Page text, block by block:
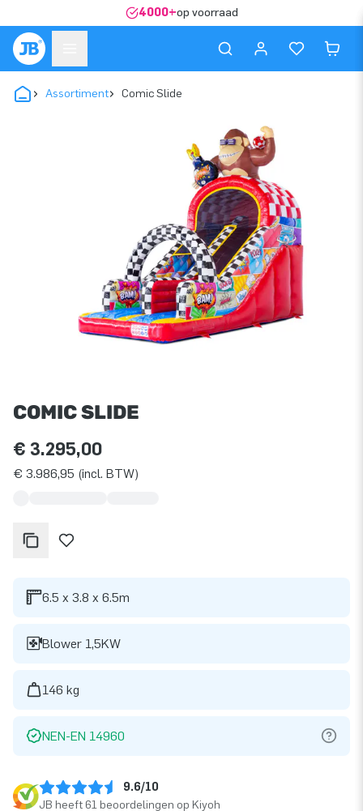
4000+op voorraad
Assortiment Comic Slide
COMIC SLIDE
€ 3.295,00
€ 3.986,95 (incl. BTW)
6.5 x 3.8 x 6.5m
Blower 1,5KW
146 kg
NEN-EN 14960
9.6/10
JB heeft 61 beoordelingen op Kiyoh